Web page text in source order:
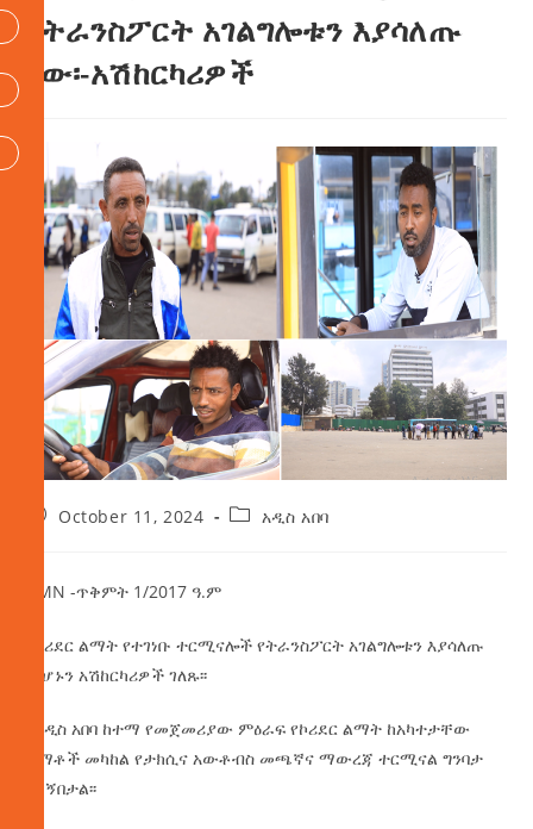
የትራንስፖርት አገልግሎቱን እያሳለጡ
ነው፡-አሽከርካሪዎች
October 11, 2024 አዲስ አበባ
AMN -ጥቅምት 1/2017 ዓ.ም
በኮሪደር ልማት የተገነቡ ተርሚናሎች የትራንስፖርት አገልግሎቱን እያሳለጡ
መሆኑን አሽከርካሪዎች ገለጹ፡፡
የአዲስአበባ ከተማ የመጀመሪያው ምዕራፍ የኮሪደር ልማት ከአካተታቸው
ልማቶች መካከል የታክሲና አውቶብስ መጫኛና ማውረጃ ተርሚናል ግንባታ
ይገኝበታል፡፡